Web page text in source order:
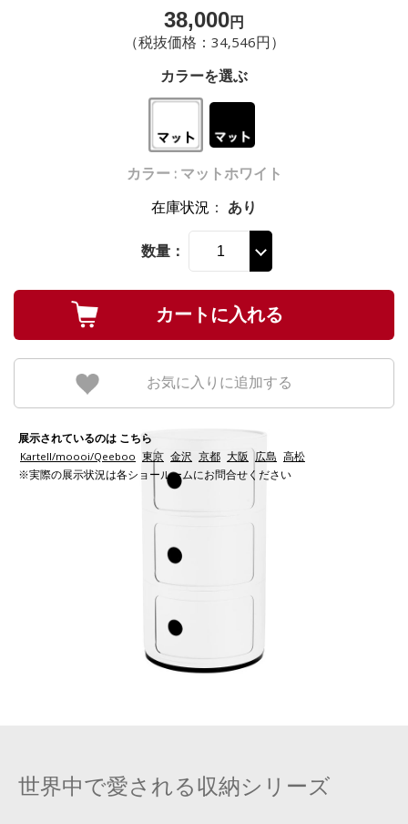
38,000円
（税抜価格：34,546円）
カラーを選ぶ
カラー : マットホワイト
在庫状況 ： あり
数量：
お気に入りに追加する
展示されているのは こちら
Kartell/moooi/Qeeboo 東京 金沢 京都 大阪 広島 高松
※実際の展示状況は各ショールームにお問合せください
世界中で愛される収納シリーズ